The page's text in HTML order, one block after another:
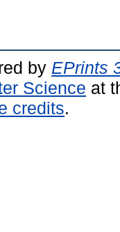
by EPrints
Science at
credits.